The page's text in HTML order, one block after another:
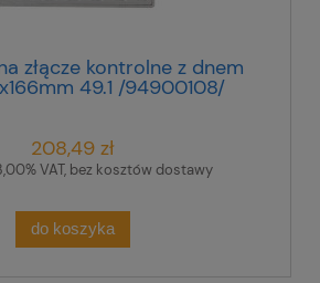
złącze kontrolne z dnem
49.1 /94900108/
208,49 zł
VAT, bez kosztów dostawy
do koszyka